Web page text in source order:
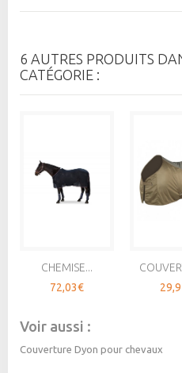
6 AUTRES PRODUITS
CATÉGORIE :
CHEMISE...
72,03€
Voir aussi :
Couverture Dyon pour chevaux